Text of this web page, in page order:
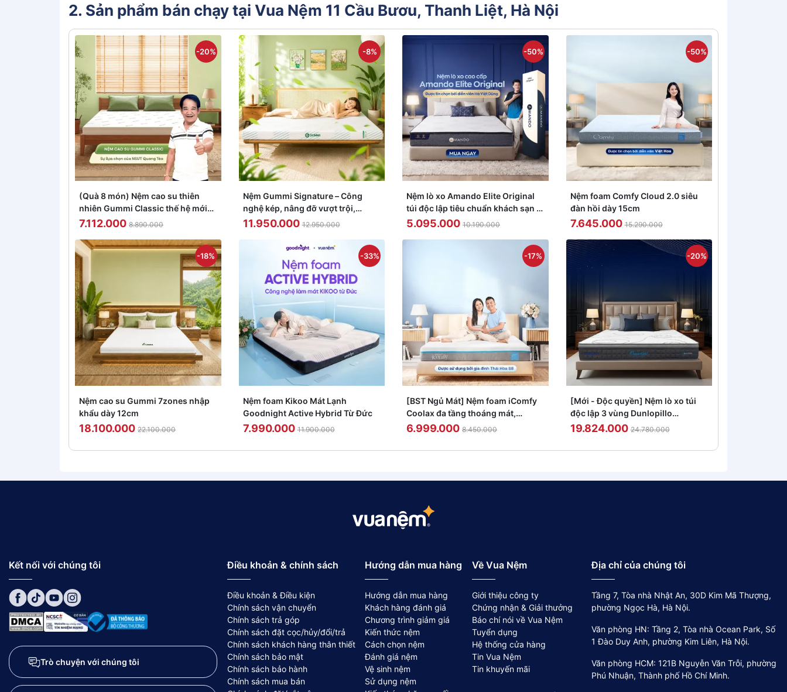
2. Sản phẩm bán chạy tại Vua Nệm 11 Cầu Bươu, Thanh Liệt, Hà Nội
-20%
(Quà 8 món) Nệm cao su thiên
nhiên Gummi Classic thế hệ mới
dày 5/10/15cm
7.112.000 8.890.000
-8%
Nệm Gummi Signature – Công
nghệ kép, nâng đỡ vượt trội,
kháng khuẩn tối đa
11.950.000 12.950.000
-50%
Nệm lò xo Amando Elite Original
túi độc lập tiêu chuẩn khách sạn 5
sao dày 23cm
5.095.000 10.190.000
-50%
Nệm foam Comfy Cloud 2.0 siêu
đàn hồi dày 15cm
7.645.000 15.290.000
-18%
Nệm cao su Gummi 7zones nhập
khẩu dày 12cm
18.100.000 22.100.000
-33%
Nệm foam Kikoo Mát Lạnh
Goodnight Active Hybrid Từ Đức
7.990.000 11.900.000
-17%
[BST Ngủ Mát] Nệm foam iComfy
Coolax đa tầng thoáng mát,
massage thư giãn dày 15cm
6.999.000 8.450.000
-20%
[Mới - Độc quyền] Nệm lò xo túi
độc lập 3 vùng Dunlopillo
de.Stress Powerful
19.824.000 24.780.000
Kết nối với chúng tôi
Trò chuyện với chúng tôi
Điều khoản & chính sách
Điều khoản & Điều kiện
Chính sách vận chuyển
Chính sách trả góp
Chính sách đặt cọc/hủy/đổi/trả
Chính sách khách hàng thân thiết
Chính sách bảo mật
Chính sách bảo hành
Chính sách mua bán
Hướng dẫn mua hàng
Hướng dẫn mua hàng
Khách hàng đánh giá
Chương trình giảm giá
Kiến thức nệm
Cách chọn nệm
Đánh giá nệm
Vệ sinh nệm
Sử dụng nệm
Về Vua Nệm
Giới thiệu công ty
Chứng nhận & Giải thưởng
Báo chí nói về Vua Nệm
Tuyển dụng
Hệ thống cửa hàng
Tin Vua Nệm
Tin khuyến mãi
Địa chỉ của chúng tôi
Tầng 7, Tòa nhà Nhật An, 30D Kim Mã Thượng,
phường Ngọc Hà, Hà Nội.
Văn phòng HN: Tầng 2, Tòa nhà Ocean Park, Số
1 Đào Duy Anh, phường Kim Liên, Hà Nội.
Văn phòng HCM: 121B Nguyễn Văn Trỗi, phường
Phú Nhuận, Thành phố Hồ Chí Minh.